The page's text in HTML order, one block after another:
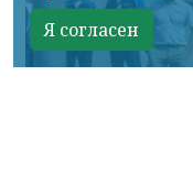
Я согласен